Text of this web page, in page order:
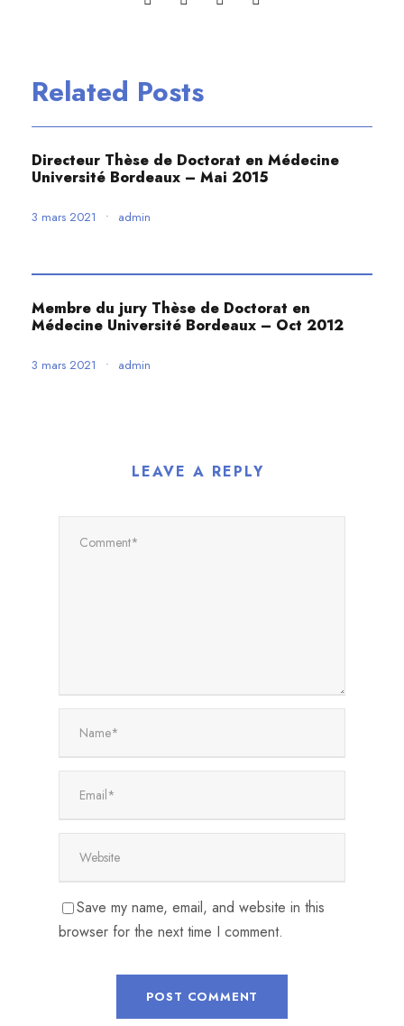
Related Posts
Directeur Thèse de Doctorat en Médecine
Université Bordeaux – Mai 2015
3 mars 2021 • admin
Membre du jury Thèse de Doctorat en
Médecine Université Bordeaux – Oct 2012
3 mars 2021 • admin
LEAVE A REPLY
Save my name, email, and website in this
browser for the next time I comment.